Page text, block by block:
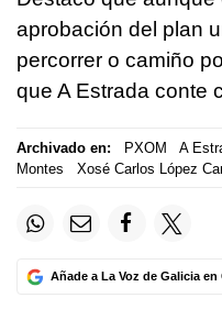
aprobación del plan
percorrer o camiño
que A Estrada conte
Archivado en: PXOM A
Montes
Xosé Carlos López
Añade a La Voz de Galicia en